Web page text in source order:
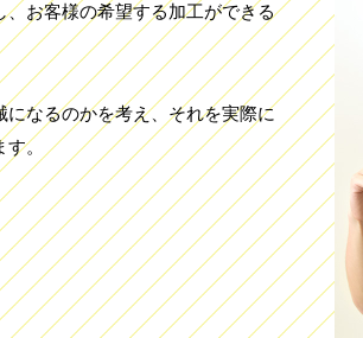
お客様の希望する加工ができる
なるのかを考え、それを実際に
。